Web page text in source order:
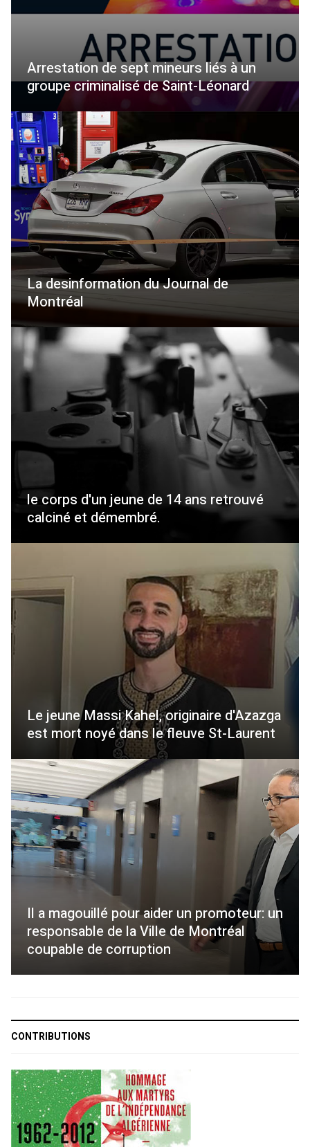
Arrestation de sept mineurs liés à un
groupe criminalisé de Saint-Léonard
La desinformation du Journal de
Montréal
le corps d'un jeune de 14 ans retrouvé
calciné et démembré.
Le jeune Massi Kahel, originaire d'Azazga
est mort noyé dans le fleuve St-Laurent
Il a magouillé pour aider un promoteur: un
responsable de la Ville de Montréal
coupable de corruption
CONTRIBUTIONS